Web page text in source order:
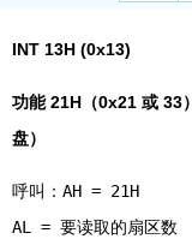
INT 13H (0x13)
功能 21H（0x21 或 33
盘）
呼叫：AH = 21H
AL = 要读取的扇区数